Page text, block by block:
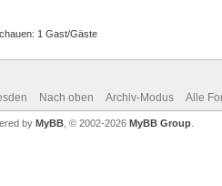
1 Gast/Gäste
Nach oben Archiv-Modus Alle
by MyBB, © 2002-2026 MyBB Group.